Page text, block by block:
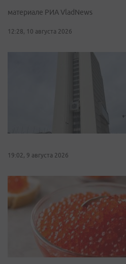
материале РИА VladNews
12:28, 10 августа 2026
19:02, 9 августа 2026